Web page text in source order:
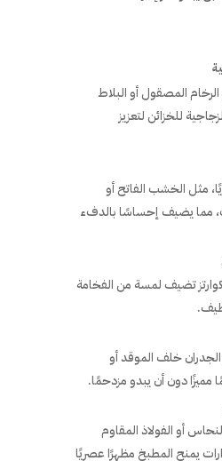
المصقول أو البلاط
للخزائن لتعزيز
مثل الخشب الفاتح أو
مما يضيف إحساسًا بالدفء
تضيف لمسة من الفخامة
الجدران خلف الموقد أو
دون أن يبدو مزدحمًا.
أو الفولاذ المقاوم
يمنح المطبخ مظهرًا عصريًا